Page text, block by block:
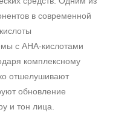
в современной
с AHA‑кислотами
комплексному
отшелушивают
обновление
и тон лица.